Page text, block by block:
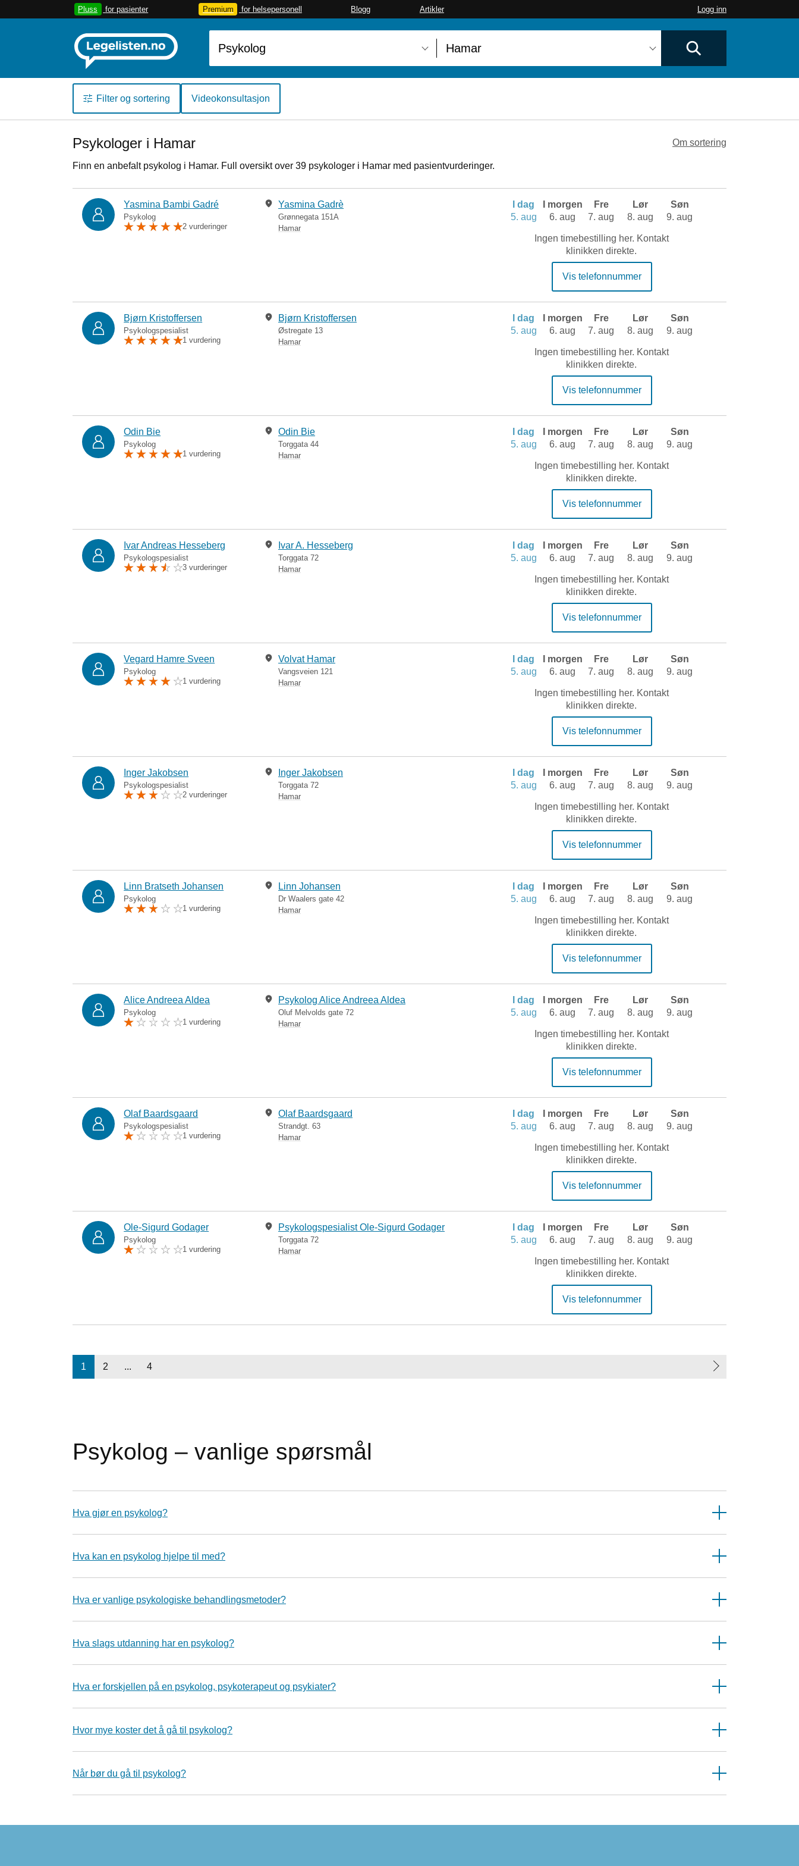
Pluss for pasienter Premium for helsepersonell Blogg Artikler Logg inn
Filter og sortering Videokonsultasjon
Psykologer i Hamar
Finn en anbefalt psykolog i Hamar. Full oversikt over 39 psykologer i Hamar med pasientvurderinger.
Om sortering
Yasmina Bambi Gadré
Psykolog
2 vurderinger
Yasmina Gadrè
Grønnegata 151A
Hamar
I dag
5. aug
I morgen
6. aug
Fre
7. aug
Lør
8. aug
Søn
9. aug
Ingen timebestilling her. Kontakt
klinikken direkte.
Vis telefonnummer
Bjørn Kristoffersen
Psykologspesialist
1 vurdering
Bjørn Kristoffersen
Østregate 13
Hamar
I dag
5. aug
I morgen
6. aug
Fre
7. aug
Lør
8. aug
Søn
9. aug
Ingen timebestilling her. Kontakt
klinikken direkte.
Vis telefonnummer
Odin Bie
Psykolog
1 vurdering
Odin Bie
Torggata 44
Hamar
I dag
5. aug
I morgen
6. aug
Fre
7. aug
Lør
8. aug
Søn
9. aug
Ingen timebestilling her. Kontakt
klinikken direkte.
Vis telefonnummer
Ivar Andreas Hesseberg
Psykologspesialist
3 vurderinger
Ivar A. Hesseberg
Torggata 72
Hamar
I dag
5. aug
I morgen
6. aug
Fre
7. aug
Lør
8. aug
Søn
9. aug
Ingen timebestilling her. Kontakt
klinikken direkte.
Vis telefonnummer
Vegard Hamre Sveen
Psykolog
1 vurdering
Volvat Hamar
Vangsveien 121
Hamar
I dag
5. aug
I morgen
6. aug
Fre
7. aug
Lør
8. aug
Søn
9. aug
Ingen timebestilling her. Kontakt
klinikken direkte.
Vis telefonnummer
Inger Jakobsen
Psykologspesialist
2 vurderinger
Inger Jakobsen
Torggata 72
Hamar
I dag
5. aug
I morgen
6. aug
Fre
7. aug
Lør
8. aug
Søn
9. aug
Ingen timebestilling her. Kontakt
klinikken direkte.
Vis telefonnummer
Linn Bratseth Johansen
Psykolog
1 vurdering
Linn Johansen
Dr Waalers gate 42
Hamar
I dag
5. aug
I morgen
6. aug
Fre
7. aug
Lør
8. aug
Søn
9. aug
Ingen timebestilling her. Kontakt
klinikken direkte.
Vis telefonnummer
Alice Andreea Aldea
Psykolog
1 vurdering
Psykolog Alice Andreea Aldea
Oluf Melvolds gate 72
Hamar
I dag
5. aug
I morgen
6. aug
Fre
7. aug
Lør
8. aug
Søn
9. aug
Ingen timebestilling her. Kontakt
klinikken direkte.
Vis telefonnummer
Olaf Baardsgaard
Psykologspesialist
1 vurdering
Olaf Baardsgaard
Strandgt. 63
Hamar
I dag
5. aug
I morgen
6. aug
Fre
7. aug
Lør
8. aug
Søn
9. aug
Ingen timebestilling her. Kontakt
klinikken direkte.
Vis telefonnummer
Ole-Sigurd Godager
Psykolog
1 vurdering
Psykologspesialist Ole-Sigurd Godager
Torggata 72
Hamar
I dag
5. aug
I morgen
6. aug
Fre
7. aug
Lør
8. aug
Søn
9. aug
Ingen timebestilling her. Kontakt
klinikken direkte.
Vis telefonnummer
1 2 ... 4
Psykolog – vanlige spørsmål
Hva gjør en psykolog?
Hva kan en psykolog hjelpe til med?
Hva er vanlige psykologiske behandlingsmetoder?
Hva slags utdanning har en psykolog?
Hva er forskjellen på en psykolog, psykoterapeut og psykiater?
Hvor mye koster det å gå til psykolog?
Når bør du gå til psykolog?